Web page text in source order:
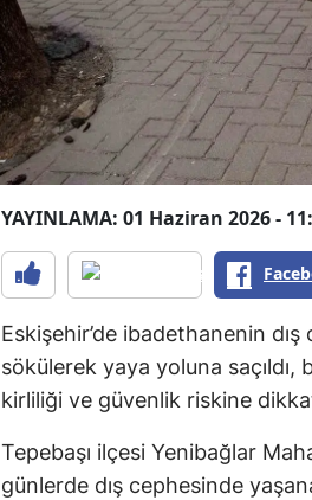
YAYINLAMA: 01 Haziran 2026 -
Eskişehir’de ibadethanenin
sökülerek yaya yoluna
kirliliği ve güvenlik riskine
Tepebaşı ilçesi Yenibağlar
günlerde dış cephesinde